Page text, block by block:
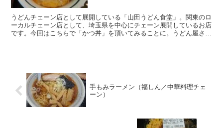
うどんチェーン店として展開している「山田うどん食堂」。関東のロ
ーカルチェーン店として、埼玉県を中心にチェーン展開しているお店
です。今回はこちらで「かつ丼」を頂いてみることに。うどん屋さん
手もみラーメン（福しん／中華料理チェ
ーン）